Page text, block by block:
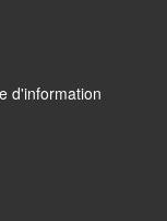
d'information